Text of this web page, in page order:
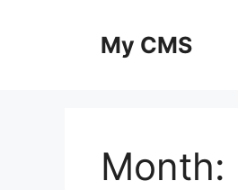
My CMS
Month: